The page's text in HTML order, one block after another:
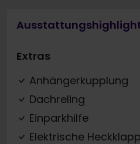
Extras
Anhängerkupplung
Dachreling
Einparkhilfe
Elektrische